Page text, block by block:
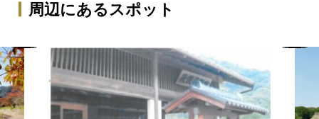
周辺にあるスポット